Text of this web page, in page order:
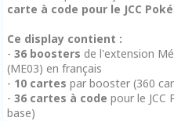
carte à code pour le JCC
Ce display contient :
- 36 boosters de l'extension
(ME03) en français
- 10 cartes par booster (360
- 36 cartes à code pour le JCC
base)